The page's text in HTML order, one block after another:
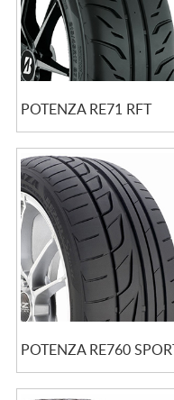
POTENZA RE71 RFT
POTENZA RE760 SPORT